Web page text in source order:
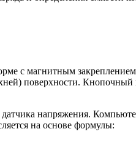
с магнитным
поверхности.
напряжения.
на основе формулы: